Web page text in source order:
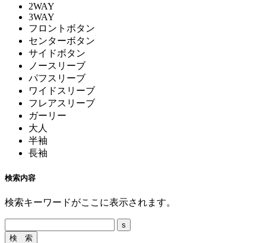
2WAY
3WAY
フロントボタン
センターボタン
サイドボタン
ノースリーブ
パフスリーブ
ワイドスリーブ
フレアスリーブ
ガーリー
大人
半袖
長袖
検索内容
検索キーワードがここに表示されます。